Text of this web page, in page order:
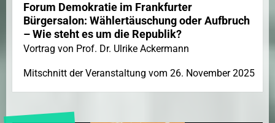
Forum Demokratie im Frankfurter
Bürgersalon: Wählertäuschung oder Aufbruch
– Wie steht es um die Republik?
Vortrag von Prof. Dr. Ulrike Ackermann
Mitschnitt der Veranstaltung vom 26. November 2025